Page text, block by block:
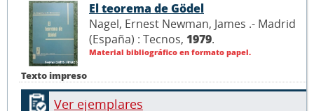
Texto impreso
El teorema de Gödel
Nagel, Ernest Newman, James .- Madrid
(España) : Tecnos, 1979.
Material bibliográfico en formato papel.
Ver ejemplares